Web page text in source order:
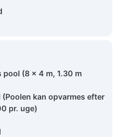
pool (8 x 4 m, 1.30 m
kan opvarmes efter
pr. uge)